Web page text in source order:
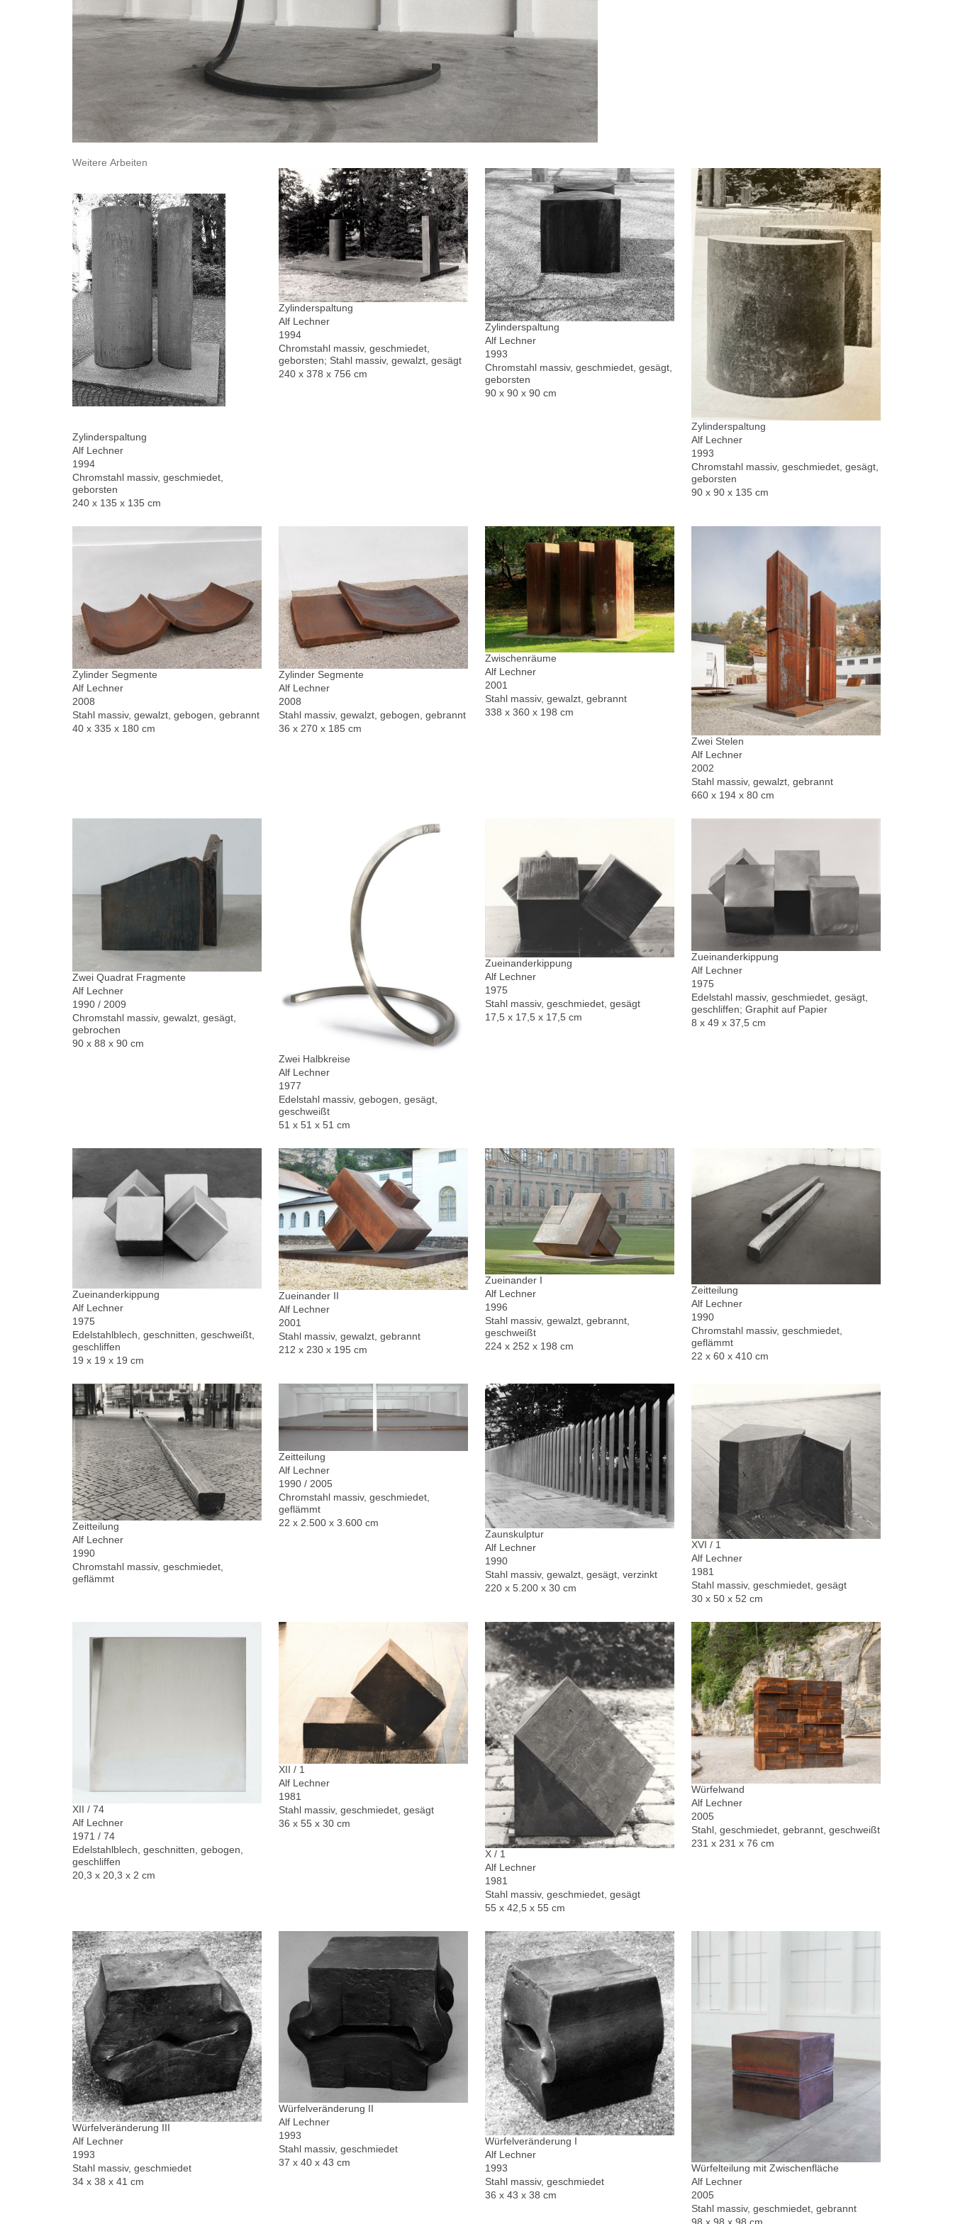
Weitere Arbeiten
Zylinderspaltung
Alf Lechner
1994
Chromstahl massiv, geschmiedet,
geborsten
240 x 135 x 135 cm
Zylinderspaltung
Alf Lechner
1994
Chromstahl massiv, geschmiedet,
geborsten; Stahl massiv, gewalzt, gesägt
240 x 378 x 756 cm
Zylinderspaltung
Alf Lechner
1993
Chromstahl massiv, geschmiedet, gesägt,
geborsten
90 x 90 x 90 cm
Zylinderspaltung
Alf Lechner
1993
Chromstahl massiv, geschmiedet, gesägt,
geborsten
90 x 90 x 135 cm
Zylinder Segmente
Alf Lechner
2008
Stahl massiv, gewalzt, gebogen, gebrannt
40 x 335 x 180 cm
Zylinder Segmente
Alf Lechner
2008
Stahl massiv, gewalzt, gebogen, gebrannt
36 x 270 x 185 cm
Zwischenräume
Alf Lechner
2001
Stahl massiv, gewalzt, gebrannt
338 x 360 x 198 cm
Zwei Stelen
Alf Lechner
2002
Stahl massiv, gewalzt, gebrannt
660 x 194 x 80 cm
Zwei Quadrat Fragmente
Alf Lechner
1990 / 2009
Chromstahl massiv, gewalzt, gesägt,
gebrochen
90 x 88 x 90 cm
Zwei Halbkreise
Alf Lechner
1977
Edelstahl massiv, gebogen, gesägt,
geschweißt
51 x 51 x 51 cm
Zueinanderkippung
Alf Lechner
1975
Stahl massiv, geschmiedet, gesägt
17,5 x 17,5 x 17,5 cm
Zueinanderkippung
Alf Lechner
1975
Edelstahl massiv, geschmiedet, gesägt,
geschliffen; Graphit auf Papier
8 x 49 x 37,5 cm
Zueinanderkippung
Alf Lechner
1975
Edelstahlblech, geschnitten, geschweißt,
geschliffen
19 x 19 x 19 cm
Zueinander II
Alf Lechner
2001
Stahl massiv, gewalzt, gebrannt
212 x 230 x 195 cm
Zueinander I
Alf Lechner
1996
Stahl massiv, gewalzt, gebrannt,
geschweißt
224 x 252 x 198 cm
Zeitteilung
Alf Lechner
1990
Chromstahl massiv, geschmiedet,
geflämmt
22 x 60 x 410 cm
Zeitteilung
Alf Lechner
1990
Chromstahl massiv, geschmiedet,
geflämmt
Zeitteilung
Alf Lechner
1990 / 2005
Chromstahl massiv, geschmiedet,
geflämmt
22 x 2.500 x 3.600 cm
Zaunskulptur
Alf Lechner
1990
Stahl massiv, gewalzt, gesägt, verzinkt
220 x 5.200 x 30 cm
XVI / 1
Alf Lechner
1981
Stahl massiv, geschmiedet, gesägt
30 x 50 x 52 cm
XII / 74
Alf Lechner
1971 / 74
Edelstahlblech, geschnitten, gebogen,
geschliffen
20,3 x 20,3 x 2 cm
XII / 1
Alf Lechner
1981
Stahl massiv, geschmiedet, gesägt
36 x 55 x 30 cm
X / 1
Alf Lechner
1981
Stahl massiv, geschmiedet, gesägt
55 x 42,5 x 55 cm
Würfelwand
Alf Lechner
2005
Stahl, geschmiedet, gebrannt, geschweißt
231 x 231 x 76 cm
Würfelveränderung III
Alf Lechner
1993
Stahl massiv, geschmiedet
34 x 38 x 41 cm
Würfelveränderung II
Alf Lechner
1993
Stahl massiv, geschmiedet
37 x 40 x 43 cm
Würfelveränderung I
Alf Lechner
1993
Stahl massiv, geschmiedet
36 x 43 x 38 cm
Würfelteilung mit Zwischenfläche
Alf Lechner
2005
Stahl massiv, geschmiedet, gebrannt